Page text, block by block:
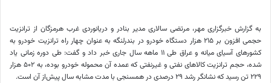
به گزارش خبرگزاری مهر، مرتضی سالاری مدیر بنادر و دریانوردی غرب هرمزگان از ترانزیت
حجمی افزون بر ۲۱۵ هزار دستگاه خودرو در بندرلنگه به عنوان چهار راه ترانزیت خودرو به
کشورهای آسیای میانه و عراق طی ۱۱ ماهه سال جاری خبر داد و گفت: طی دوره زمانی یاد
شده، حجم ترانزیت کالاهای نفتی و غیرنفتی که عمده آن محموله خودرو بوده، به ۵۰۲ هزار
۲۲۹ تن رسید که نشانگر رشد ۲۹ درصدی در
همسنجی با مدت مشابه سال پیش‌از آن است.